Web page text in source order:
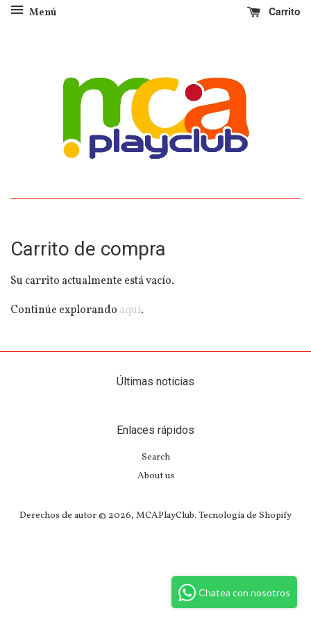
Menú Carrito
Carrito de compra
Su carrito actualmente está vacío.
Continúe explorando aquí.
Últimas noticias
Enlaces rápidos
Search
About us
Derechos de autor © 2026, MCAPlayClub. Tecnología de Shopify
Chatea con nosotros